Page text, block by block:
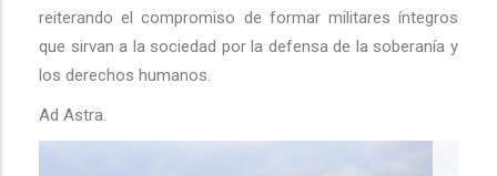
reiterando el compromiso de formar militares íntegros
que sirvan a la sociedad por la defensa de la soberanía y
los derechos humanos.
Ad Astra.